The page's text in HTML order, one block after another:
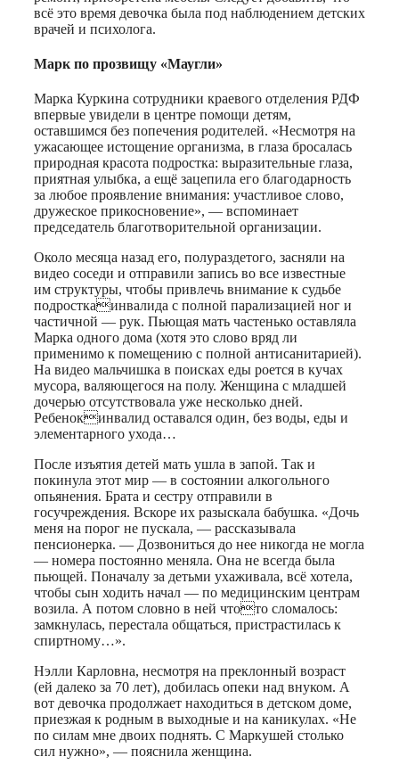
всё это время девочка была под наблюдением детских
врачей и психолога.
Марк по прозвищу «Маугли»
Марка Куркина сотрудники краевого отделения РДФ
впервые увидели в центре помощи детям,
оставшимся без попечения родителей. «Несмотря на
ужасающее истощение организма, в глаза бросалась
природная красота подростка: выразительные глаза,
приятная улыбка, а ещё зацепила его благодарность
за любое проявление внимания: участливое слово,
дружеское прикосновение», — вспоминает
председатель благотворительной организации.
Около месяца назад его, полураздетого, засняли на
видео соседи и отправили запись во все известные
им структуры, чтобы привлечь внимание к судьбе
подросткаинвалида с полной парализацией ног и
частичной — рук. Пьющая мать частенько оставляла
Марка одного дома (хотя это слово вряд ли
применимо к помещению с полной антисанитарией).
На видео мальчишка в поисках еды роется в кучах
мусора, валяющегося на полу. Женщина с младшей
дочерью отсутствовала уже несколько дней.
Ребенокинвалид оставался один, без воды, еды и
элементарного ухода…
После изъятия детей мать ушла в запой. Так и
покинула этот мир — в состоянии алкогольного
опьянения. Брата и сестру отправили в
госучреждения. Вскоре их разыскала бабушка. «Дочь
меня на порог не пускала, — рассказывала
пенсионерка. — Дозвониться до нее никогда не могла
— номера постоянно меняла. Она не всегда была
пьющей. Поначалу за детьми ухаживала, всё хотела,
чтобы сын ходить начал — по медицинским центрам
возила. А потом словно в ней чтото сломалось:
замкнулась, перестала общаться, пристрастилась к
спиртному…».
Нэлли Карловна, несмотря на преклонный возраст
(ей далеко за 70 лет), добилась опеки над внуком. А
вот девочка продолжает находиться в детском доме,
приезжая к родным в выходные и на каникулах. «Не
по силам мне двоих поднять. С Маркушей столько
сил нужно», — пояснила женщина.